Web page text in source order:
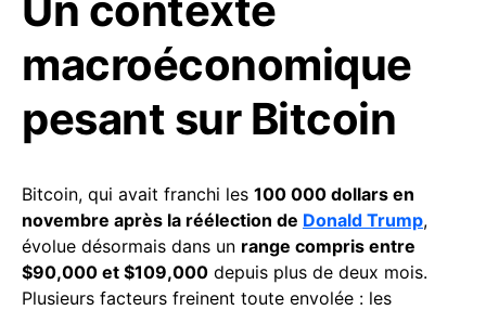
macroéconomique
pesant sur Bitcoin
Bitcoin, qui avait franchi les 100 000 dollars en
novembre après la réélection de Donald Trump,
évolue désormais dans un range compris entre
$90,000 et $109,000 depuis plus de deux mois.
Plusieurs facteurs freinent toute envolée : les